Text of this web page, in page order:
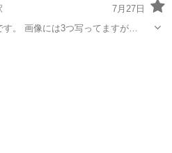
7月27日
す。 画像には3つ写ってますが…